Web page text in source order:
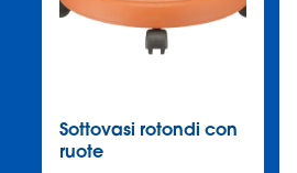
Sottovasi rotondi con
ruote